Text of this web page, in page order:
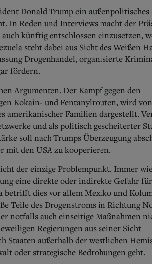
Berlin-Brandenburg
Schlesien
Danzig und Westpreußen
Bücher
Donald Trump ein außenpolitisches
In Reden und Interviews macht der
künftig entschlossen einzusetzen,
steht dabei aus Sicht des Weißen
Drogenhandel, organisierte
fördern.
Argumenten. Der Kampf gegen den
Kokain- und Fentanylrouten, wird
amerikanischer Familien dargestellt.
und als politisch gescheiterter
soll nach Trumps Überzeugung
mit den USA zu kooperieren.
der einzige Problempunkt. Immer
eine direkte oder indirekte Gefahr
betrifft dies vor allem Mexiko und
Teile des Drogenstroms in Richtung
notfalls auch einseitige Maßnahmen
Regierungen aus seiner Sicht
Staaten außerhalb der westlichen
oder strategische Bedrohungen geht.